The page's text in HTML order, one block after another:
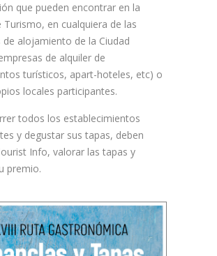
que pueden encontrar en la
Turismo, en cualquiera de las
de alojamiento de la Ciudad
de alquiler de
turísticos, apart-hoteles, etc) o
locales participantes.
todos los establecimientos
y degustar sus tapas, deben
Info, valorar las tapas y
premio.